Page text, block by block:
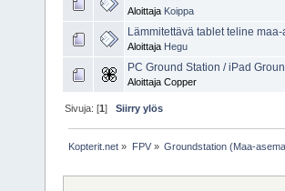
Aloittaja Koippa
Lämmitettävä tablet teline
Aloittaja Hegu
PC Ground Station / iPad
Aloittaja Copper
Sivuja: [1]Siirry ylös
Kopterit.net » FPV» Groundstation (Maa-